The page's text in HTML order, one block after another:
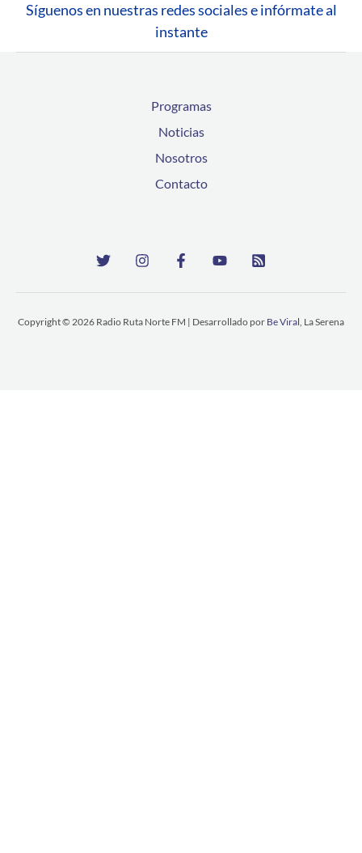
Síguenos en nuestras redes sociales e infórmate al
instante
Programas
Noticias
Nosotros
Contacto
Copyright © 2026 Radio Ruta Norte FM | Desarrollado por Be Viral, La Serena